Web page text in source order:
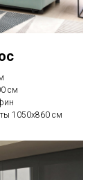
см
1050х860 см